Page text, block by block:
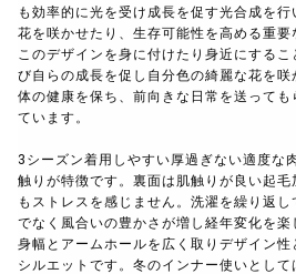
も効率的に光を受け成長を促す光合成を
花を咲かせたり、生存可能性を高める重要
このデザインを身に付けたり身近にする
び自らの成長を促し自分色の綺麗な花を
体の健康を保ち、前向きな日常を送って
ています。
3シーズン着用しやすい厚過ぎない適度な
触りが特徴です。裏面は肌触りが良い起
もストレスを感じません。洗濯を繰り返
でなく風合いの豊かさが増し経年変化を楽
身幅とアームホールを広く取りデザイン
シルエットです。冬のインナー使いとし